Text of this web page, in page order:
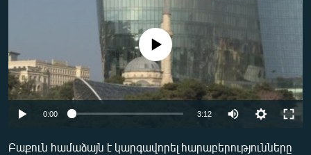
ՊԱՏԵՐԱԶՄԻ 6 ՇԱԲԱԹՆԵՐԸ
ՄԻՋԱԶԳԱՅԻՆ
ՄՇԱԿՈՒՅԹ
ՍՊՈՐՏ
No media source currently available
0:00 3:12
Բաքուն համաձայն է կարգավորել հարաբերությունները